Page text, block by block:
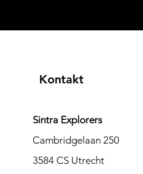
Kontakt
Sintra Explorers
Cambridgelaan 250
3584 CS Utrecht